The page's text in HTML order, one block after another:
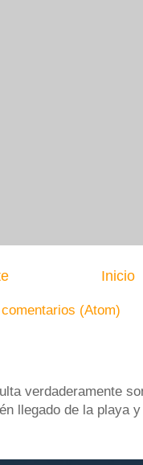
Inicio
(Atom)
verdaderamente
llegado de la playa